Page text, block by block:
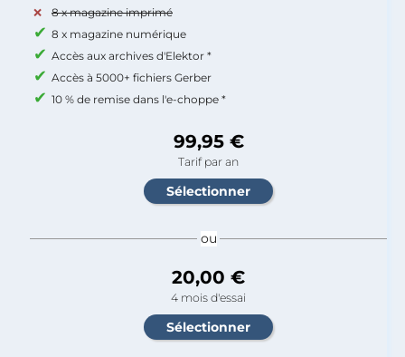
8 x magazine imprimé
8 x magazine numérique
Accès aux archives d'Elektor *
Accès à 5000+ fichiers Gerber
10 % de remise dans l'e-choppe *
99,95 €
Tarif par an
ou
20,00 €
4 mois d'essai